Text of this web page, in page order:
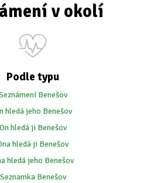
v okolí
Podle typu
Benešov
hledá jeho Benešov
On hledá ji Benešov
hledá ji Benešov
hledá jeho Benešov
Seznamka Benešov